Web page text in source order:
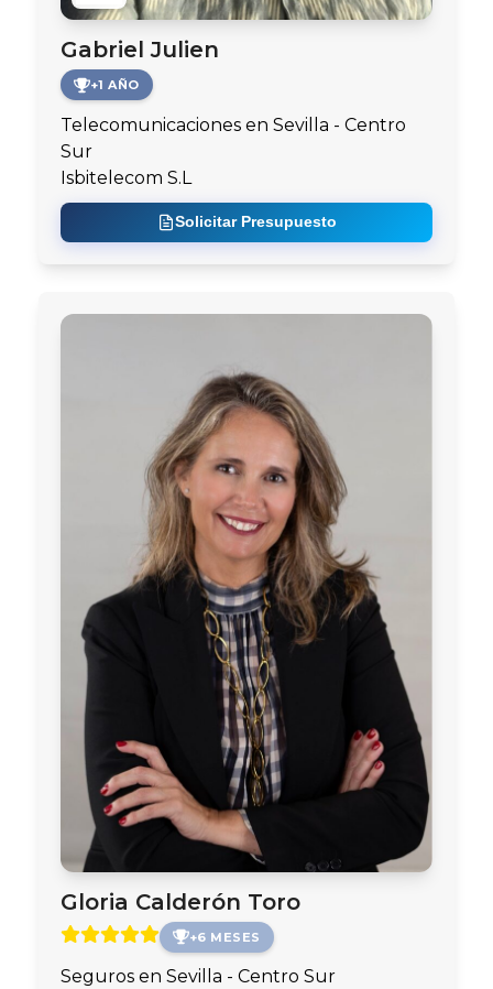
Gabriel Julien
+1 AÑO
Telecomunicaciones en Sevilla - Centro
Sur
Isbitelecom S.L
Solicitar Presupuesto
Gloria Calderón Toro
+6 MESES
Seguros en Sevilla - Centro Sur